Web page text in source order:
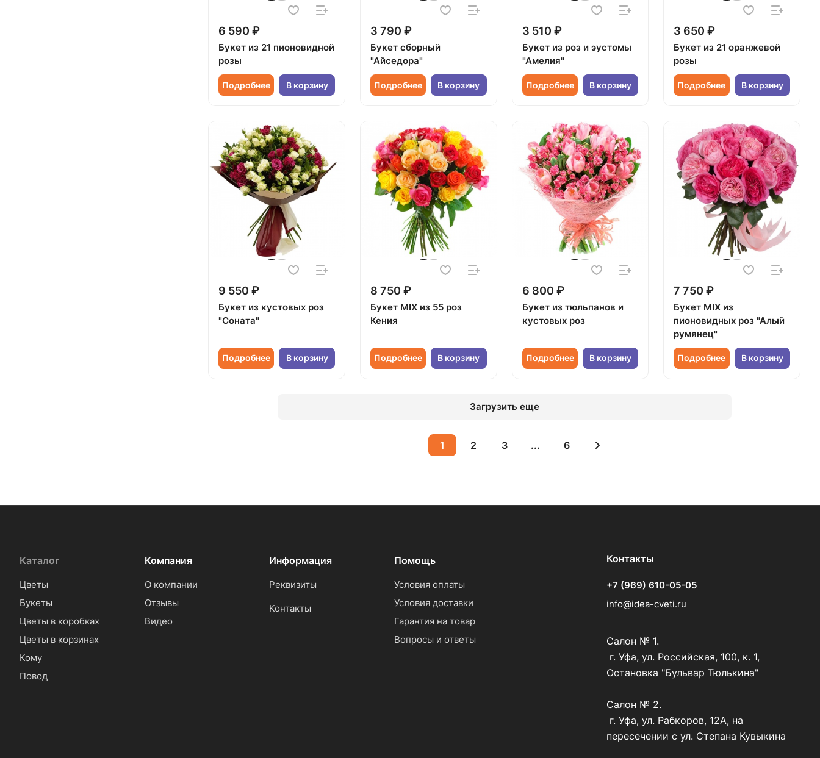
6 590 ₽
Букет из 21 пионовидной
розы
Подробнее В корзину
3 790 ₽
Букет сборный
"Айседора"
Подробнее В корзину
3 510 ₽
Букет из роз и эустомы
"Амелия"
Подробнее В корзину
3 650 ₽
Букет из 21 оранжевой
розы
Подробнее В корзину
9 550 ₽
Букет из кустовых роз
"Соната"
Подробнее В корзину
8 750 ₽
Букет MIX из 55 роз
Кения
Подробнее В корзину
6 800 ₽
Букет из тюльпанов и
кустовых роз
Подробнее В корзину
7 750 ₽
Букет MIX из
пионовидных роз "Алый
румянец"
Подробнее В корзину
Загрузить еще
1 2 3 ... 6
Каталог
Цветы
Букеты
Цветы в коробках
Цветы в корзинах
Кому
Повод
Компания
О компании
Отзывы
Видео
Информация
Реквизиты
Контакты
Помощь
Условия оплаты
Условия доставки
Гарантия на товар
Вопросы и ответы
Контакты
+7 (969) 610-05-05
info@idea-cveti.ru
Салон № 1.
г. Уфа, ул. Российская, 100, к. 1,
Остановка "Бульвар Тюлькина"
Салон № 2.
г. Уфа, ул. Рабкоров, 12А, на
пересечении с ул. Степана Кувыкина